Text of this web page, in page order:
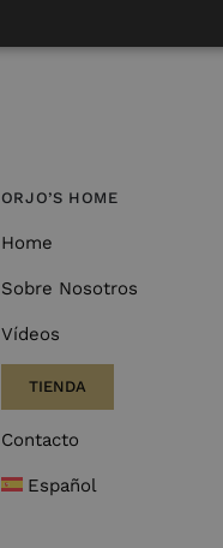
ORJO’S HOME
Home
Sobre Nosotros
Vídeos
TIENDA
Contacto
Español